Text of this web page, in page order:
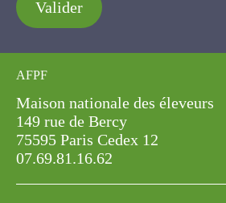
Valider
AFPF
Maison nationale des éleveurs
149 rue de Bercy
75595 Paris Cedex 12
07.69.81.16.62